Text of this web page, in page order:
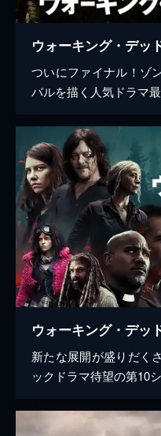
ウォーキング・デッ
ついにファイナル！ゾ
バルを描く人気ドラマ
ウォーキング・デッ
新たな展開が盛りだく
ックドラマ待望の第10